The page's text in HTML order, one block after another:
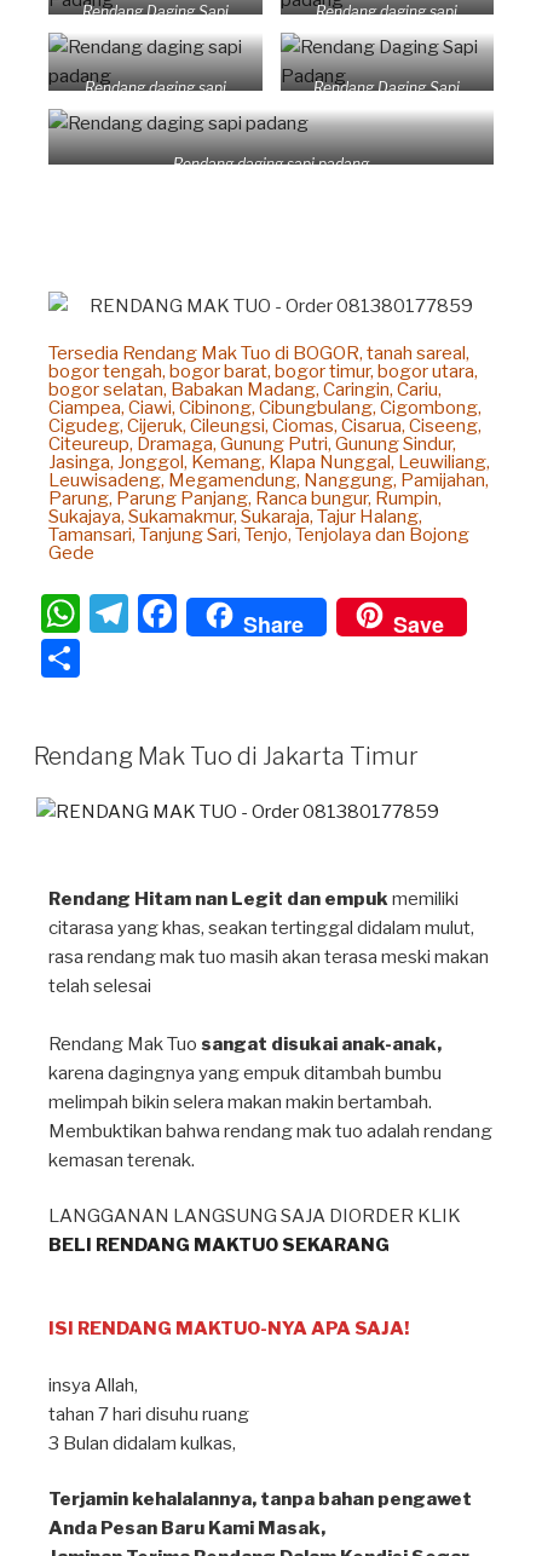
Rendang Daging Sapi
Padang
Rendang daging sapi
padang
Rendang daging sapi
padang
Rendang Daging Sapi
Padang
Rendang daging sapi padang
Tersedia Rendang Mak Tuo di BOGOR, tanah sareal,
bogor tengah, bogor barat, bogor timur, bogor utara,
bogor selatan, Babakan Madang, Caringin, Cariu,
Ciampea, Ciawi, Cibinong, Cibungbulang, Cigombong,
Cigudeg, Cijeruk, Cileungsi, Ciomas, Cisarua, Ciseeng,
Citeureup, Dramaga, Gunung Putri, Gunung Sindur,
Jasinga, Jonggol, Kemang, Klapa Nunggal, Leuwiliang,
Leuwisadeng, Megamendung, Nanggung, Pamijahan,
Parung, Parung Panjang, Ranca bungur, Rumpin,
Sukajaya, Sukamakmur, Sukaraja, Tajur Halang,
Tamansari, Tanjung Sari, Tenjo, Tenjolaya dan Bojong
Gede
W
A
p
T
a
m
F
a
b
o
k
Share Save
ar
e
Rendang Mak Tuo di Jakarta Timur
Rendang Hitam nan Legit dan empukmemiliki
citarasa yang khas, seakan tertinggal didalam mulut,
rasa rendang mak tuo masih akan terasa meski makan
telah selesai⁣
Rendang Mak Tuo sangat disukai anak-anak,
karena dagingnya yang empuk ditambah bumbu
melimpah bikin selera makan makin bertambah⁣.
Membuktikan bahwa rendang mak tuo adalah rendang
kemasan terenak.
LANGGANAN LANGSUNG SAJA DIORDER KLIK
BELI RENDANG MAKTUO SEKARANG
ISI RENDANG MAKTUO-NYA APA SAJA!
insya Allah⁣,
tahan 7 hari disuhu ruang ⁣
3 Bulan didalam kulkas, ⁣
Terjamin kehalalannya, tanpa bahan pengawet⁣
Anda Pesan Baru Kami Masak, ⁣